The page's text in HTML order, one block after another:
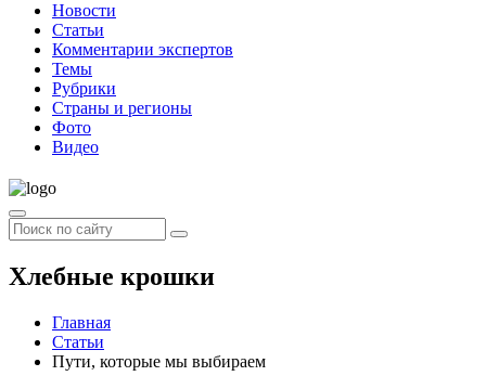
Новости
Статьи
Комментарии экспертов
Темы
Рубрики
Страны и регионы
Фото
Видео
Хлебные крошки
Главная
Статьи
Пути, которые мы выбираем